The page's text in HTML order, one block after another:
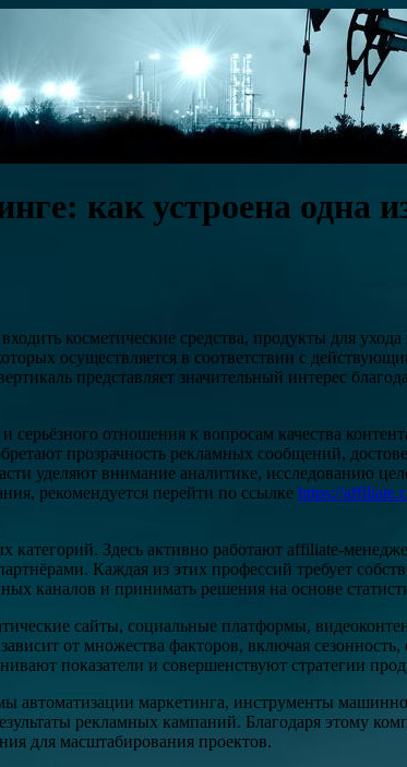
как устроена одна
косметические средства, продукты для ухода
осуществляется в соответствии с
представляет значительный интерес
отношения к вопросам качества
прозрачность рекламных сообщений,
уделяют внимание аналитике, исследованию
рекомендуется перейти по ссылке https://
категорий. Здесь активно работают affiliate-
Каждая из этих профессий требует
каналов и принимать решения на основе
сайты, социальные платформы,
от множества факторов, включая
показатели и совершенствуют стратегии
автоматизации маркетинга, инструменты
рекламных кампаний. Благодаря этому
для масштабирования проектов.